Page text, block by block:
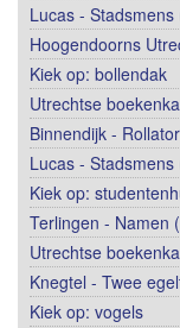
Lucas - Stadsmens
Hoogendoorns
Kiek op: bollendak
Utrechtse
Binnendijk -
Lucas - Stadsmens
Kiek op:
Terlingen - Namen
Utrechtse
Knegtel - Twee
Kiek op: vogels